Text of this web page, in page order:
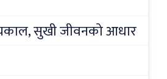
सुखी जीवनको आधार